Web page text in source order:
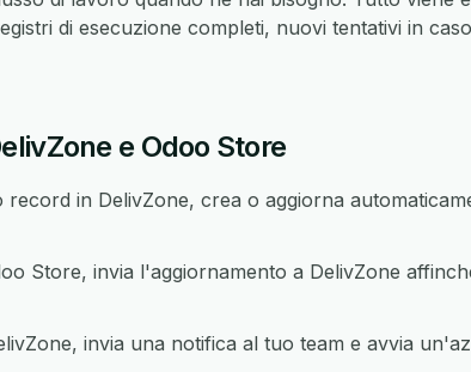
di esecuzione completi, nuovi tentativi in
e Odoo Store
in DelivZone, crea o aggiorna
Store, invia l'aggiornamento a DelivZone
invia una notifica al tuo team e avvia